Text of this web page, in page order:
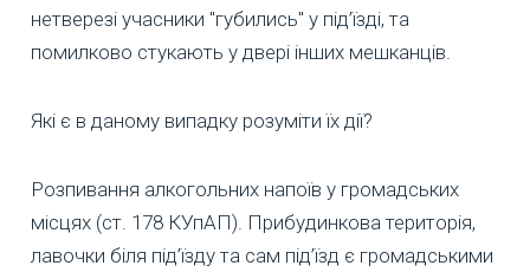
нетверезі учасники "губились" у під’їзді, та
помилково стукають у двері інших мешканців.
Які є в даному випадку розуміти їх дії?
Розпивання алкогольних напоїв у громадських
місцях (ст. 178 КУпАП). Прибудинкова територія,
лавочки біля під’їзду та сам під’їзд є громадськими